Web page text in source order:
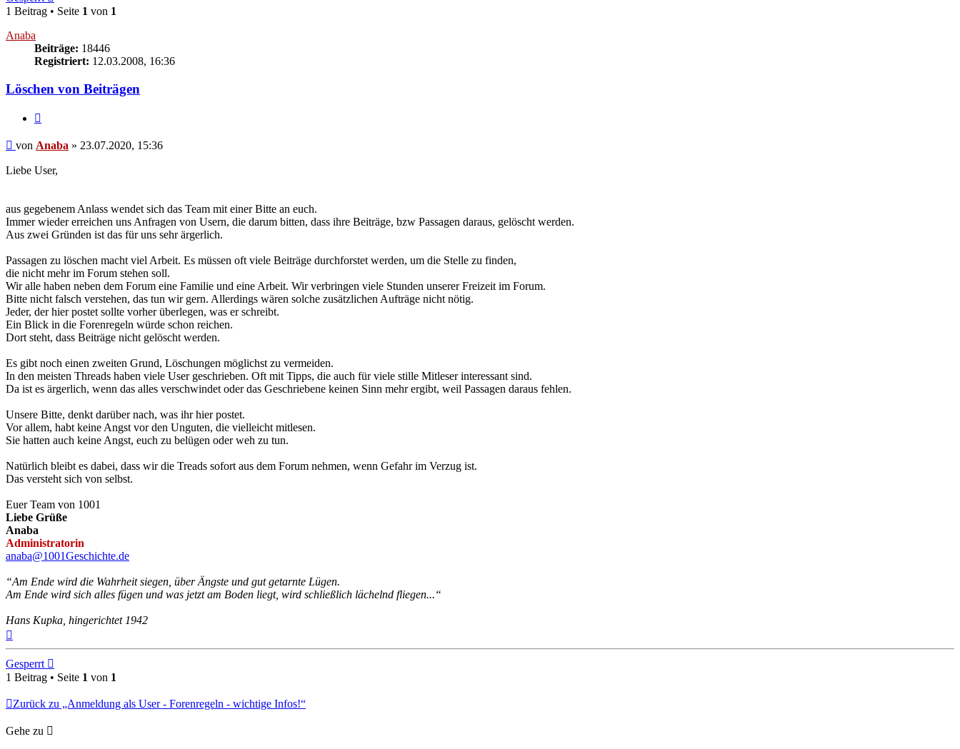
1 Beitrag • Seite 1 von 1
Anaba
Beiträge: 18446
Registriert: 12.03.2008, 16:36
Löschen von Beiträgen
Beitrag
von Anaba » 23.07.2020, 15:36
Liebe User,
aus gegebenem Anlass wendet sich das Team mit einer Bitte an euch.
Immer wieder erreichen uns Anfragen von Usern, die darum bitten, dass ihre Beiträge, bzw Passagen daraus, gelöscht werden.
Aus zwei Gründen ist das für uns sehr ärgerlich.
Passagen zu löschen macht viel Arbeit. Es müssen oft viele Beiträge durchforstet werden, um die Stelle zu finden,
die nicht mehr im Forum stehen soll.
Wir alle haben neben dem Forum eine Familie und eine Arbeit. Wir verbringen viele Stunden unserer Freizeit im Forum.
Bitte nicht falsch verstehen, das tun wir gern. Allerdings wären solche zusätzlichen Aufträge nicht nötig.
Jeder, der hier postet sollte vorher überlegen, was er schreibt.
Ein Blick in die Forenregeln würde schon reichen.
Dort steht, dass Beiträge nicht gelöscht werden.
Es gibt noch einen zweiten Grund, Löschungen möglichst zu vermeiden.
In den meisten Threads haben viele User geschrieben. Oft mit Tipps, die auch für viele stille Mitleser interessant sind.
Da ist es ärgerlich, wenn das alles verschwindet oder das Geschriebene keinen Sinn mehr ergibt, weil Passagen daraus fehlen.
Unsere Bitte, denkt darüber nach, was ihr hier postet.
Vor allem, habt keine Angst vor den Unguten, die vielleicht mitlesen.
Sie hatten auch keine Angst, euch zu belügen oder weh zu tun.
Natürlich bleibt es dabei, dass wir die Treads sofort aus dem Forum nehmen, wenn Gefahr im Verzug ist.
Das versteht sich von selbst.
Euer Team von 1001
Liebe Grüße
Anaba
Administratorin
anaba@1001Geschichte.de
“Am Ende wird die Wahrheit siegen, über Ängste und gut getarnte Lügen.
Am Ende wird sich alles fügen und was jetzt am Boden liegt, wird schließlich lächelnd fliegen...“
Hans Kupka, hingerichtet 1942
Gesperrt
1 Beitrag • Seite 1 von 1
Zurück zu „Anmeldung als User - Forenregeln - wichtige Infos!“
Gehe zu